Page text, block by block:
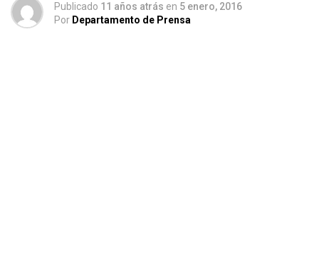
Publicado 11 años atrás en 5 enero, 2016
Por Departamento de Prensa